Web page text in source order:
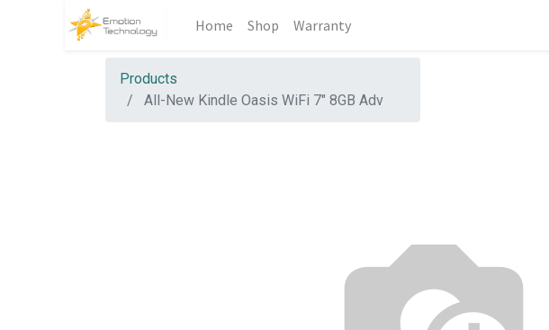
Home Shop Warranty
Products
All-New Kindle Oasis WiFi 7" 8GB Adv